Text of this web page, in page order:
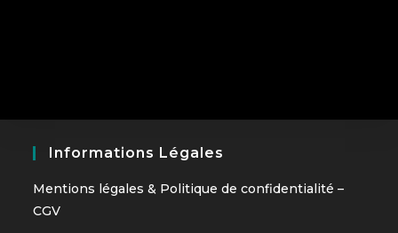
Informations Légales
Mentions légales & Politique de confidentialité–
CGV